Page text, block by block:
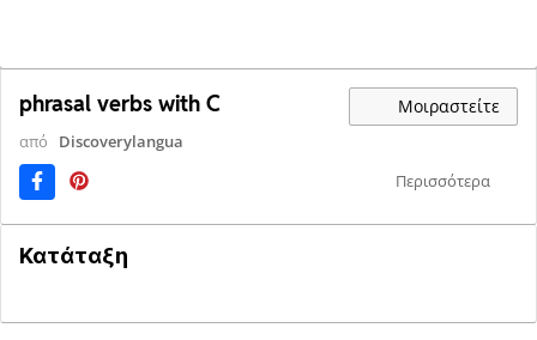
phrasal verbs with C Μοιραστείτε
από
Discoverylangua
Περισσότερα
Κατάταξη